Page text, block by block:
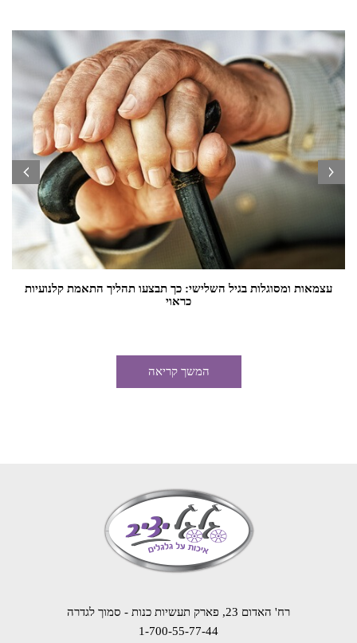
עצמאות ומסוגלות בגיל השלישי: כך תבצעו תהליך התאמת קלנועיות
כראוי
המשך קריאה
prev next
רח' האדום 23, פארק תעשיות כנות - סמוך לגדרה
1-700-55-77-44